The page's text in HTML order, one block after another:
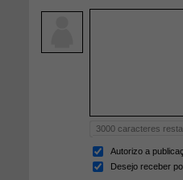
3000 caracteres
Autorizo a
Desejo receber